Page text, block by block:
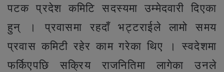
पटक प्रदेश कमिटि सदस्यमा उम्मेदवारी दिएका
हुन् । प्रवासमा रहदाँ भट्टराईले लामो समय
प्रवास कमिटी रहेर काम गरेका थिए । स्वदेशमा
फर्किएपछि सक्रिय राजनितिमा लागेका उनले